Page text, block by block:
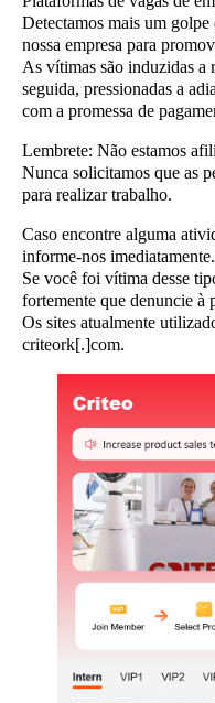
Detectamos mais um
nossa empresa para
As vítimas são induzidas a
seguida, pressionadas a
com a promessa de
Lembrete: Não estamos
Nunca solicitamos que as
para realizar trabalho.
Caso encontre alguma
informe-nos imediatamente.
Se você foi vítima desse
fortemente que denuncie à
Os sites atualmente
criteork[.]com.